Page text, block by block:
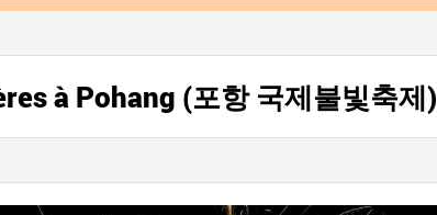
à Pohang (포항 국제불빛축제)